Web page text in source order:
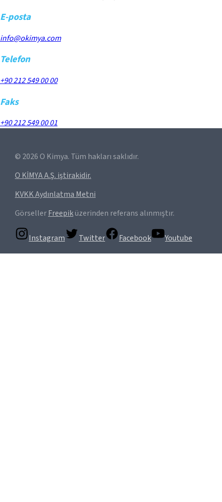
E-posta
info@okimya.com
Telefon
+90 212 549 00 00
Faks
+90 212 549 00 01
© 2026 O Kimya. Tüm hakları saklıdır.
O KİMYA A.Ş. iştirakidir.
KVKK Aydınlatma Metni
GörsellerFreepiküzerinden referans alınmıştır.
Instagram Twitter Facebook Youtube